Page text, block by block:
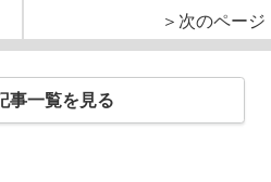
＞次のページ
事一覧を見る